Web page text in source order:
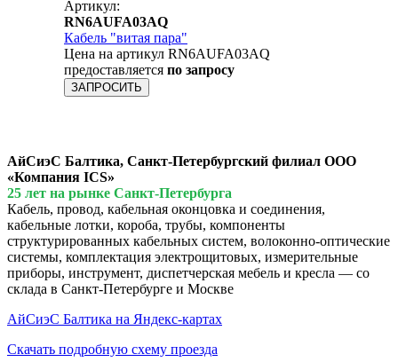
Артикул:
RN6AUFA03AQ
Кабель "витая пара"
Цена на артикул RN6AUFA03AQ
предоставляется по запросу
ЗАПРОСИТЬ
АйСиэС Балтика, Санкт-Петербургский филиал ООО
«Компания ICS»
25 лет на рынке Санкт-Петербурга
Кабель, провод, кабельная оконцовка и соединения,
кабельные лотки, короба, трубы, компоненты
структурированных кабельных систем, волоконно-оптические
системы, комплектация электрощитовых, измерительные
приборы, инструмент, диспетчерская мебель и кресла — со
склада в Санкт-Петербурге и Москве
АйСиэС Балтика на Яндекс-картах
Скачать подробную схему проезда